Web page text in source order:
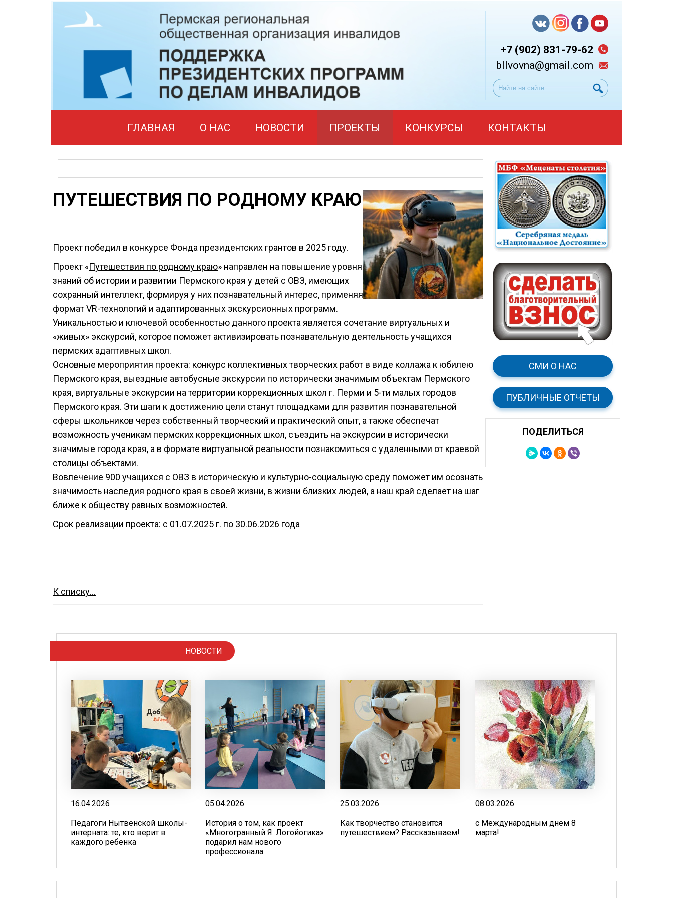
+7 (902) 831-79-62
bllvovna@gmail.com
ГЛАВНАЯ О НАС НОВОСТИ ПРОЕКТЫ КОНКУРСЫ КОНТАКТЫ
ПУТЕШЕСТВИЯ ПО РОДНОМУ КРАЮ
Проект победил в конкурсе Фонда президентских грантов в 2025 году.
Проект «Путешествия по родному краю» направлен на повышение уровня
знаний об истории и развитии Пермского края у детей с ОВЗ, имеющих
сохранный интеллект, формируя у них познавательный интерес, применяя
формат VR-технологий и адаптированных экскурсионных программ.
Уникальностью и ключевой особенностью данного проекта является сочетание виртуальных и
«живых» экскурсий, которое поможет активизировать познавательную деятельность учащихся
пермских адаптивных школ.
Основные мероприятия проекта: конкурс коллективных творческих работ в виде коллажа к юбилею
Пермского края, выездные автобусные экскурсии по исторически значимым объектам Пермского
края, виртуальные экскурсии на территории коррекционных школ г. Перми и 5-ти малых городов
Пермского края. Эти шаги к достижению цели станут площадками для развития познавательной
сферы школьников через собственный творческий и практический опыт, а также обеспечат
возможность ученикам пермских коррекционных школ, съездить на экскурсии в исторически
значимые города края, а в формате виртуальной реальности познакомиться с удаленными от краевой
столицы объектами.
Вовлечение 900 учащихся с ОВЗ в историческую и культурно-социальную среду поможет им осознать
значимость наследия родного края в своей жизни, в жизни близких людей, а наш край сделает на шаг
ближе к обществу равных возможностей.
Срок реализации проекта: с 01.07.2025 г. по 30.06.2026 года
К списку...
СМИ О НАС
ПУБЛИЧНЫЕ ОТЧЕТЫ
ПОДЕЛИТЬСЯ
НОВОСТИ
16.04.2026
Педагоги Нытвенской школы-
интерната: те, кто верит в
каждого ребёнка
05.04.2026
История о том, как проект
«Многогранный Я. Логойогика»
подарил нам нового
профессионала
25.03.2026
Как творчество становится
путешествием? Рассказываем!
08.03.2026
с Международным днем 8
марта!